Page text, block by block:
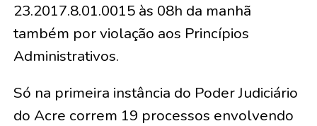
23.2017.8.01.0015 às 08h da manhã
também por violação aos Princípios
Administrativos.
Só na primeira instância do Poder Judiciário
do Acre correm 19 processos envolvendo